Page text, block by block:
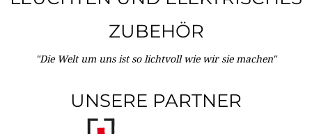
ZUBEHÖR
"Die Welt um uns ist so lichtvoll wie wir sie machen"
UNSERE PARTNER